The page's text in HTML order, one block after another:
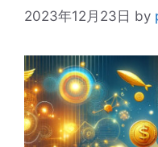
2023年12月23日 by